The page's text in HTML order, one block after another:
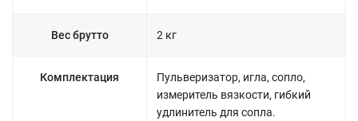
Вес брутто 2 кг
Комплектация
Пульверизатор, игла, сопло,
измеритель вязкости, гибкий
удлинитель для сопла.